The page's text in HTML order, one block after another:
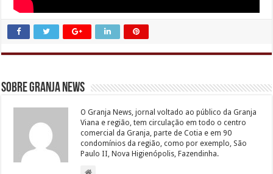
Sobre Granja News
O Granja News, jornal voltado ao público da Granja
Viana e região, tem circulação em todo o centro
comercial da Granja, parte de Cotia e em 90
condomínios da região, como por exemplo, São
Paulo II, Nova Higienópolis, Fazendinha.